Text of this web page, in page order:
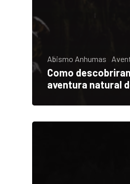
Abismo Anhumas
Como
aventura natural